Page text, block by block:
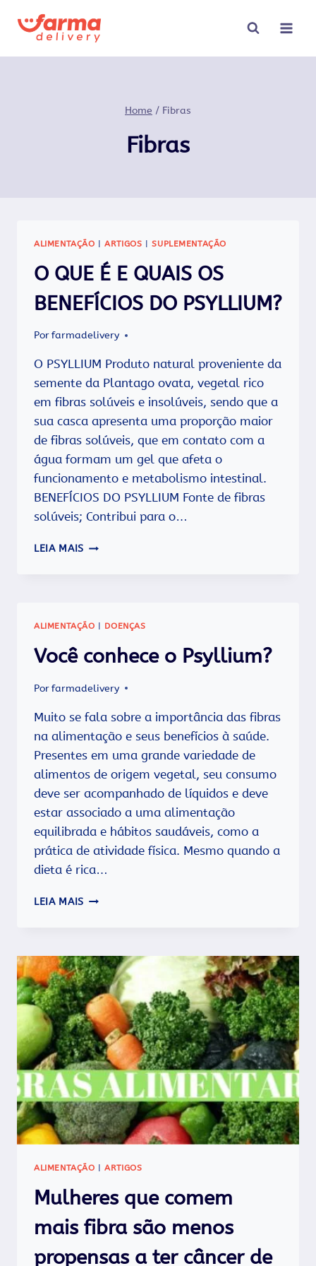
para
Home / Fibras
Fibras
ALIMENTAÇÃO |ARTIGOS |SUPLEMENTAÇÃO
O QUE É E QUAIS OS
BENEFÍCIOS DO PSYLLIUM?
Porfarmadelivery
O PSYLLIUM Produto natural proveniente da
semente da Plantago ovata, vegetal rico
em fibras solúveis e insolúveis, sendo que a
sua casca apresenta uma proporção maior
de fibras solúveis, que em contato com a
água formam um gel que afeta o
funcionamento e metabolismo intestinal.
BENEFÍCIOS DO PSYLLIUM Fonte de fibras
solúveis; Contribui para o…
LEIA MAIS O
OS
BENEFÍCIOS
DO
PSYLLIUM?
ALIMENTAÇÃO DOENÇAS
Você conhece o Psyllium?
Porfarmadelivery
Muito se fala sobre a importância das fibras
na alimentação e seus benefícios à saúde.
Presentes em uma grande variedade de
alimentos de origem vegetal, seu consumo
deve ser acompanhado de líquidos e deve
estar associado a uma alimentação
equilibrada e hábitos saudáveis, como a
prática de atividade física. Mesmo quando a
dieta é rica…
LEIA MAIS VOCÊ
ALIMENTAÇÃO |ARTIGOS
Mulheres que comem
mais fibra são menos
propensas a ter câncer de